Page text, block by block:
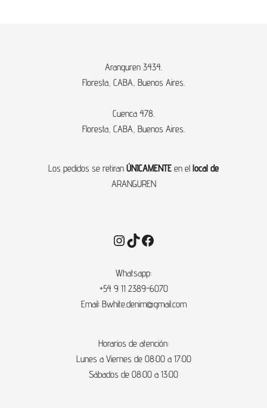
Aranguren 3434.
Floresta, CABA, Buenos Aires.
Cuenca 478.
Floresta, CABA, Buenos Aires.
Los pedidos se retiran ÚNICAMENTE en el local de
ARANGUREN
Instagram
TikTokFacebook
Whatsapp:
+54 9 11 2389-6070
Email: Bwhite.denim@gmail.com
Horarios de atención:
Lunes a Viernes de 08:00 a 17:00
Sábados de 08:00 a 13:00